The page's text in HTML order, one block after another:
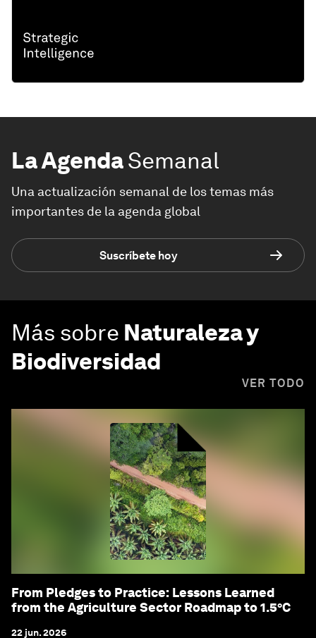
La AgendaSemanal
Una actualización semanal de los temas más
importantes de la agenda global
Suscríbete hoy
Más sobre Naturaleza y
Biodiversidad
VER TODO
From Pledges to Practice: Lessons Learned
from the Agriculture Sector Roadmap to 1.5°C
22 jun. 2026